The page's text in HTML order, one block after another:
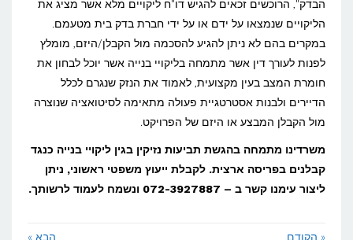
הבדק", הרוכשים זכאים להגיש דו"ח ליקויים מלא אשר מציג את
הליקויים שנמצאו על ידם או על ידי חברת בדק בית מטעמם.
במקרים בהם לא ניתן להגיע להסכמה מול הקבלן/היזם, מומלץ
לפנות לעורך דין אשר מתמחה בליקויי בנייה אשר יוכל לבחון את
חומרת המצב בעין מקצועית, לאמוד את הנזק שנגרם לכלל
הדיירים ולבנות אסטרטגיית פעולה מתאימה לסיטואציה שנוצרה
מול הקבלן המבצע או היזם של הפרויקט.
משרדינו מתמחה בהגשת תביעות נזיקין בגין ליקויי בנייה כנגד
קבלנים בפריסה ארצית. לקבלת ייעוץ משפטי ראשוני, ניתן
ליצור עימנו קשר ב – 072-3927887 ונשמח לעמוד לרשותך.
« הקודם הבא »